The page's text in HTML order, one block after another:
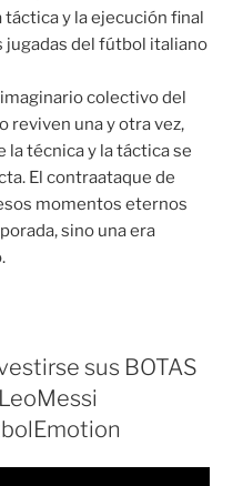
y la ejecución final
jugadas del fútbol italiano
colectivo del
reviven una y otra vez,
la técnica y la táctica se
El contraataque de
momentos eternos
sino una era
sus BOTAS